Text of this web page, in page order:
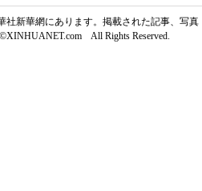
社新華網にあります。掲載された記事、写真
All Rights Reserved.